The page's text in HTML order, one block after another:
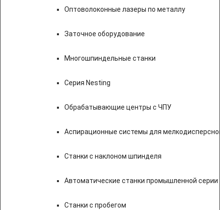
Оптоволоконные лазеры по металлу
Заточное оборудование
Многошпиндельные станки
Серия Nesting
Обрабатывающие центры с ЧПУ
Аспирационные системы для
Станки с наклоном шпинделя
Автоматические станки промышленной серии
Станки с пробегом